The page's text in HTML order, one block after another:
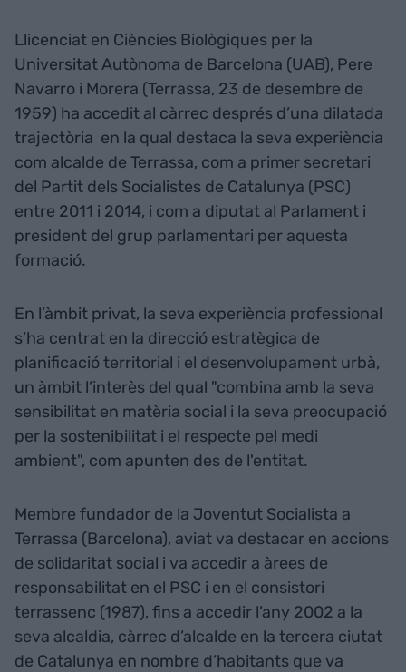
Llicenciat en Ciències Biològiques per la
Universitat Autònoma de Barcelona (UAB), Pere
Navarro i Morera (Terrassa, 23 de desembre de
1959) ha accedit al càrrec després d’una dilatada
trajectòria en la qual destaca la seva experiència
com alcalde de Terrassa, com a primer secretari
del Partit dels Socialistes de Catalunya (PSC)
entre 2011 i 2014, i com a diputat al Parlament i
president del grup parlamentari per aquesta
formació.
En l’àmbit privat, la seva experiència professional
s’ha centrat en la direcció estratègica de
planificació territorial i el desenvolupament urbà,
un àmbit l’interès del qual "combina amb la seva
sensibilitat en matèria social i la seva preocupació
per la sostenibilitat i el respecte pel medi
ambient", com apunten des de l'entitat.
Membre fundador de la Joventut Socialista a
Terrassa (Barcelona), aviat va destacar en accions
de solidaritat social i va accedir a àrees de
responsabilitat en el PSC i en el consistori
terrassenc (1987), fins a accedir l’any 2002 a la
seva alcaldia, càrrec d’alcalde en la tercera ciutat
de Catalunya en nombre d’habitants que va